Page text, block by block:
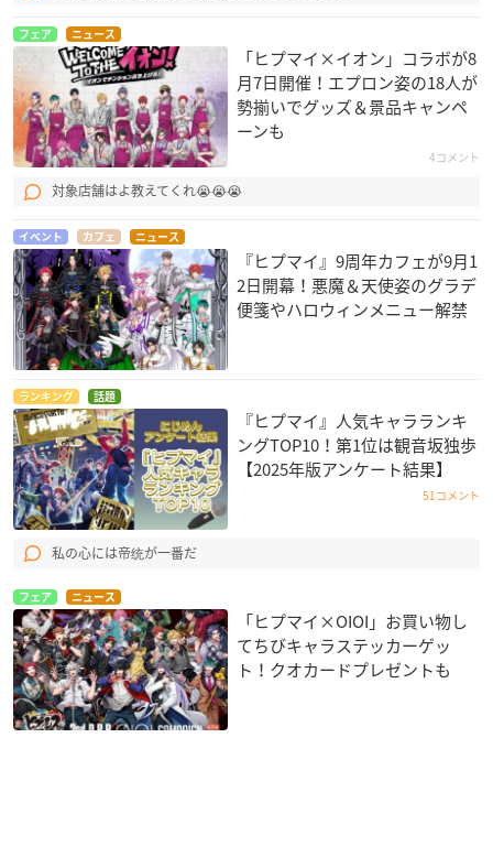
フェア ニュース
「ヒプマイ×イオン」コラボが8
月7日開催！エプロン姿の18人が
勢揃いでグッズ＆景品キャンペ
ーンも
4コメント
対象店舗はよ教えてくれ😭😭😭
イベント カフェ ニュース
『ヒプマイ』9周年カフェが9月1
2日開幕！悪魔＆天使姿のグラデ
便箋やハロウィンメニュー解禁
ランキング 話題
『ヒプマイ』人気キャラランキ
ングTOP10！第1位は観音坂独歩
【2025年版アンケート結果】
51コメント
私の心には帝统が一番だ
フェア ニュース
「ヒプマイ×OIOI」お買い物し
てちびキャラステッカーゲッ
ト！クオカードプレゼントも